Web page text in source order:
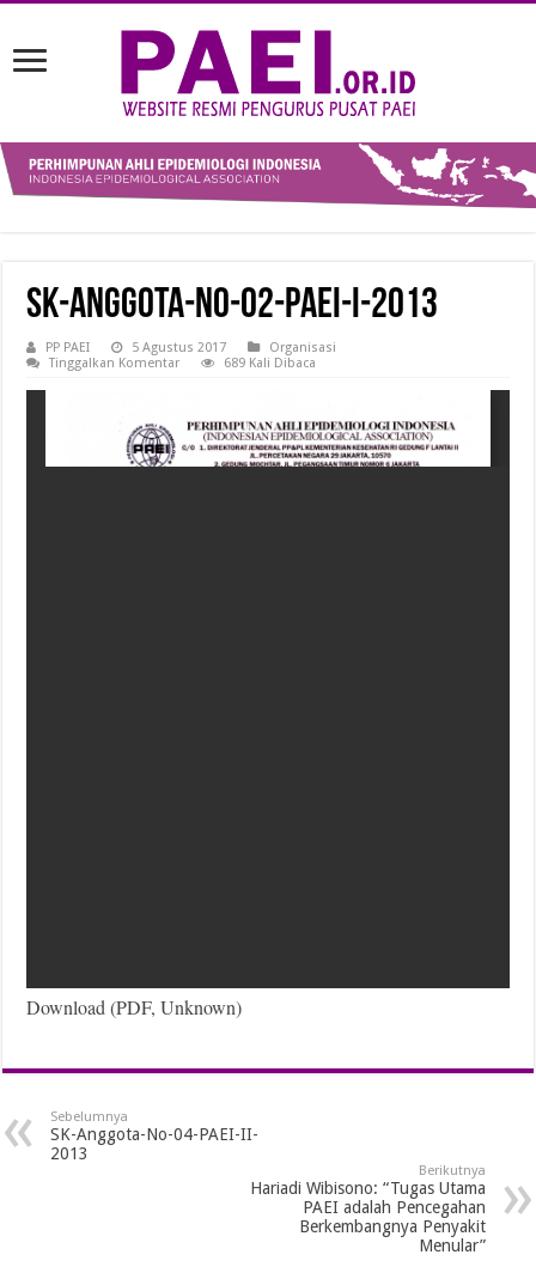
SK-Anggota-No-02-PAEI-I-2013
PP PAEI 5 Agustus 2017
Organisasi
Tinggalkan Komentar
689 Kali Dibaca
Download (PDF, Unknown)
Sebelumnya
SK-Anggota-No-04-PAEI-II-
2013
Berikutnya
Hariadi Wibisono: “Tugas Utama
PAEI adalah Pencegahan
Berkembangnya Penyakit
Menular”